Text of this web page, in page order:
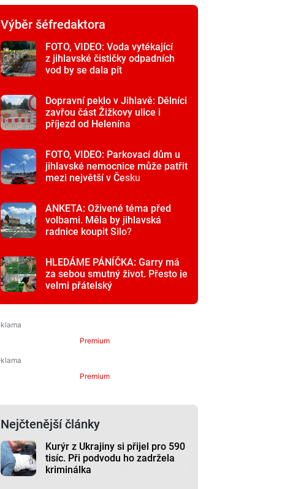
Výběr šéfredaktora
FOTO, VIDEO: Voda vytékající
z jihlavské čističky odpadních
vod by se dala pít
Dopravní peklo v Jihlavě: Dělníci
zavřou část Žižkovy ulice i
příjezd od Helenína
FOTO, VIDEO: Parkovací dům u
jihlavské nemocnice může patřit
mezi největší v Česku
ANKETA: Oživené téma před
volbami. Měla by jihlavská
radnice koupit Silo?
HLEDÁME PÁNÍČKA: Garry má
za sebou smutný život. Přesto je
velmi přátelský
Premium
Premium
Nejčtenější články
Kurýr z Ukrajiny si přijel pro 590
tisíc. Při podvodu ho zadržela
kriminálka